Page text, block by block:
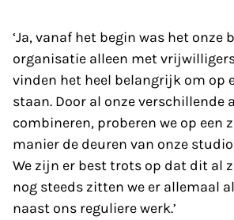
‘Ja, vanaf het begin was het onze
organisatie alleen met
vinden het heel belangrijk om op
staan. Door al onze verschillende
combineren, proberen we op een
manier de deuren van onze
We zijn er best trots op dat dit al
nog steeds zitten we er allemaal
naast ons reguliere werk.’